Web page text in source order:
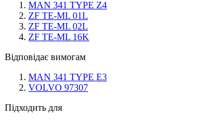
MAN 341 TYPE Z4
ZF TE-ML 01L
ZF TE-ML 02L
ZF TE-ML 16K
Відповідає вимогам
MAN 341 TYPE E3
VOLVO 97307
Підходить для